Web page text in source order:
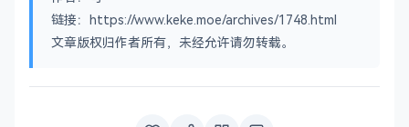
链接：https://www.keke.moe/archives/1748.html
文章版权归作者所有，未经允许请勿转载。